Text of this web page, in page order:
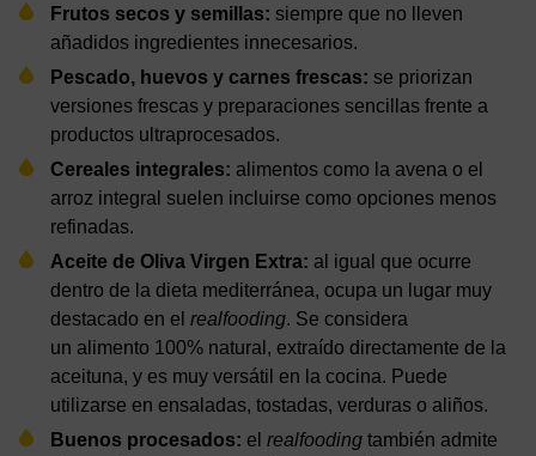
Frutos secos y semillas: siempre que no lleven
añadidos ingredientes innecesarios.
Pescado, huevos y carnes frescas: se priorizan
versiones frescas y preparaciones sencillas frente a
productos ultraprocesados.
Cereales integrales: alimentos como la avena o el
arroz integral suelen incluirse como opciones menos
refinadas.
Aceite de Oliva Virgen Extra: al igual que ocurre
dentro de la dieta mediterránea, ocupa un lugar muy
destacado en el realfooding. Se considera
un alimento 100% natural, extraído directamente de la
aceituna, y es muy versátil en la cocina. Puede
utilizarse en ensaladas, tostadas, verduras o aliños.
Buenos procesados: el realfooding también admite